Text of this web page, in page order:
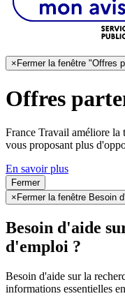
× Fermer la fenêtre "Offres
Offres
France Travail améliore la
vous proposant plus
En savoir plus
Fermer
× Fermer la fenêtre Besoin
Besoin d'aide
d'emploi ?
Besoin d'aide sur la
informations essentielles